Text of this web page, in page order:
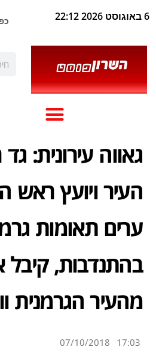
6 באוגוסט 2026 22:12
גאווה עירונית:
העיר ויועץ ראש
ערים תאומות
בהתנדבות, קיבל
מהעיר הגרמנית
17:03
07/10/2018